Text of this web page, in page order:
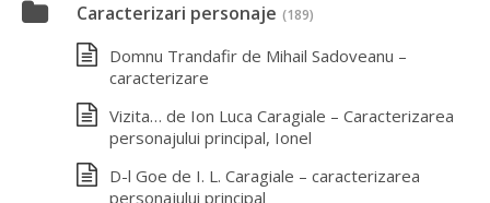
Caracterizari personaje (189)
Domnu Trandafir de Mihail Sadoveanu –
caracterizare
Vizita… de Ion Luca Caragiale – Caracterizarea
personajului principal, Ionel
D-l Goe de I. L. Caragiale – caracterizarea
personajului principal